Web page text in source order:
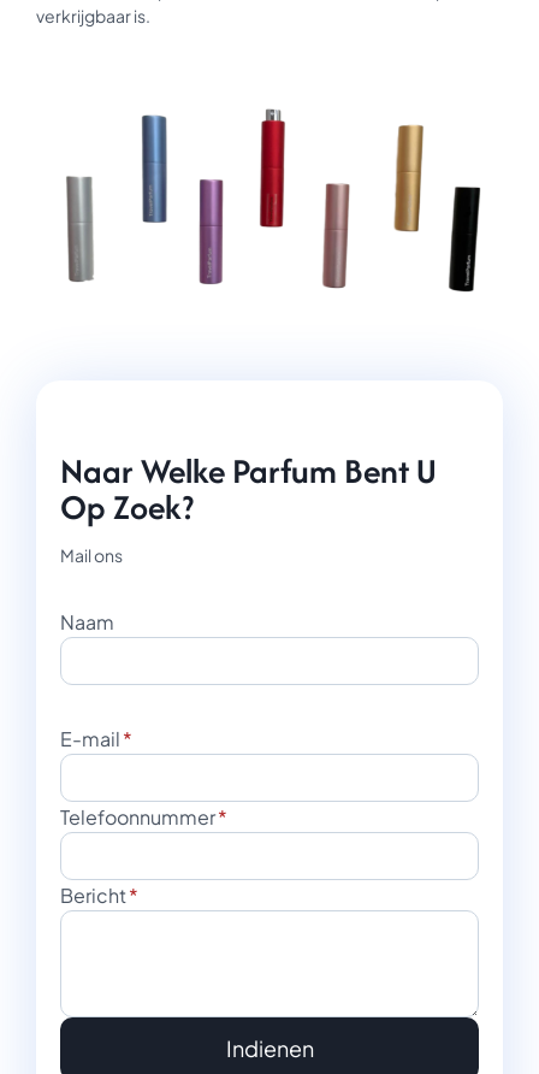
verkrijgbaar is.
Naar Welke Parfum Bent U
Op Zoek?
Mail ons
Naam
E-mail*
Telefoonnummer*
Bericht*
Indienen